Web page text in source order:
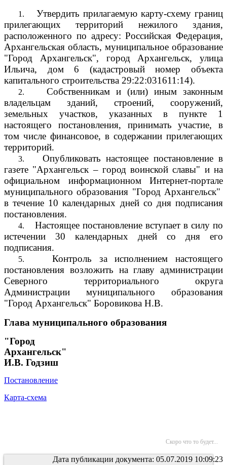
1.
Утвердить прилагаемую карту-схему границ
прилегающих территорий нежилого здания,
расположенного по адресу: Российская Федерация,
Архангельская область, муниципальное образование
"Город Архангельск", город Архангельск, улица
Ильича, дом 6 (кадастровый номер объекта
капитального строительства 29:22:031611:14).
2.
Собственникам и (или) иным законным
владельцам зданий, строений, сооружений,
земельных участков, указанных в пункте 1
настоящего постановления, принимать участие, в
том числе финансовое, в содержании прилегающих
территорий.
3.
Опубликовать настоящее постановление в
газете "Архангельск – город воинской славы" и на
официальном информационном Интернет-портале
муниципального образования "Город Архангельск"
в течение 10 календарных дней со дня подписания
постановления.
4.
Настоящее постановление вступает в силу по
истечении 30 календарных дней со дня его
подписания.
5.
Контроль за исполнением настоящего
постановления возложить на главу администрации
Северного территориального округа
Администрации муниципального образования
"Город Архангельск" Боровикова Н.В.
Глава муниципального образования
"Город
Архангельск"
И.В. Годзиш
Постановление
Карта-схема
Скоро что то будет...
Дата публикации документа: 05.07.2019 10:09:23